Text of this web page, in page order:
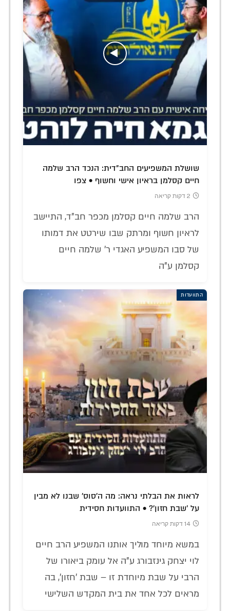
שושלת המשפיעים החב"דית: הנכד הרב שלמה
חיים קסלמן בראיון אישי וחשוף • צפו
2 דקות קריאה
הרב שלמה חיים קסלמן מכפר חב"ד, התיישב
לראיון חשוף ומרתק שבו שירטט את דמותו
של סבו המשפיע האגדי ר' שלמה חיים
קסלמן ע"ה
התוועדות
לראות את הבלתי נראה: מה ה'סוס' שבנו לא מבין
על 'שבת חזון'? • התוועדות חסידית
14 דקות קריאה
במשא מיוחד מוליך אותנו המשפיע הרב חיים
לוי יצחק גינזבורג ע"ה אל עומק ביאורו של
הרבי על שבת מיוחדת זו – שבת 'חזון', בה
מראים לכל אחד את בית המקדש השלישי